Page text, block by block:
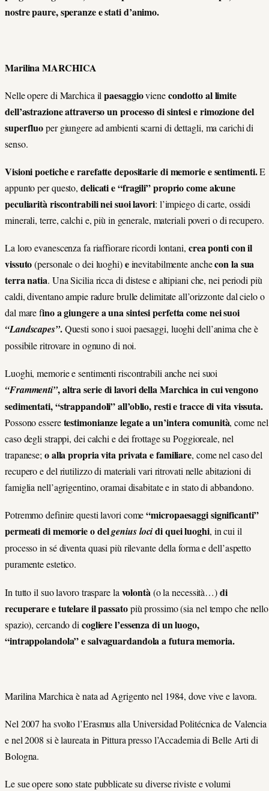
nostre paure, speranze e stati d’animo.
Marilina MARCHICA
Nelle opere di Marchica ilpaesaggiovienecondotto al limite
dell’astrazione attraverso unprocesso di sintesi e rimozione del
superfluoper giungere ad ambienti scarni di dettagli, ma carichi di
senso.
Visioni poetiche e rarefatte depositarie di memorie e sentimenti.E
appunto per questo,delicati e “fragili” proprio come alcune
peculiarità riscontrabili nei suoi lavori: l’impiego di carte, ossidi
minerali, terre, calchi e, più in generale, materiali poveri o di recupero.
La loro evanescenza fa riaffiorare ricordi lontani, crea ponti con il
vissuto(personale o dei luoghi)einevitabilmente anchecon la sua
terra natia. Una Sicilia ricca di distese e altipiani che, nei periodi più
caldi, diventano ampie radure brulle delimitate all’orizzonte dal cielo o
dal mare fino a giungere a una sintesi perfetta come nei suoi
“Landscapes”.Questi sono i suoi paesaggi, luoghi dell’anima che è
possibile ritrovare in ognuno di noi.
Luoghi, memorie e sentimenti riscontrabili anche nei suoi
“Frammenti”, altra serie di lavori della Marchica in cui vengono
sedimentati, “strappandoli” all’oblio, resti e tracce di vita vissuta.
Possono esseretestimonianze legate a un’intera comunità, come nel
caso degli strappi, dei calchi e dei frottage su Poggioreale, nel
trapanese;o alla propria vita privata e familiare, come nel caso del
recupero e del riutilizzo di materiali vari ritrovati nelle abitazioni di
famiglia nell’agrigentino, oramai disabitate e in stato di abbandono.
Potremmo definire questi lavori come“micropaesaggi significanti”
permeati di memorie o delgenius locidi quei luoghi, in cui il
processo in sé diventa quasi più rilevante della forma e dell’aspetto
puramente estetico.
In tutto il suo lavoro traspare la volontà(o la necessità…)di
recuperare e tutelare il passatopiù prossimo (sia nel tempo che nello
spazio), cercando di cogliere l’essenza di un luogo,
“intrappolandola” e salvaguardandola a futura memoria.
Marilina Marchica è nata ad Agrigento nel 1984, dove vive e lavora.
Nel 2007 ha svolto l’Erasmus alla Universidad Politécnica de Valencia
e nel 2008 si è laureata in Pittura presso l’Accademia di Belle Arti di
Bologna.
Le sue opere sono state pubblicate su diverse riviste e volumi